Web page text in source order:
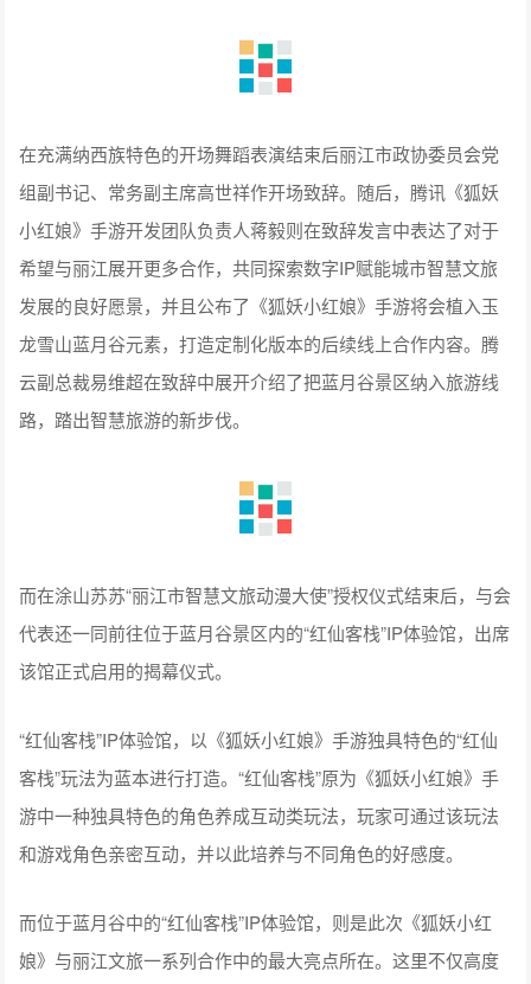
在充满纳西族特色的开场舞蹈表演结束后丽江市政协委员会党
组副书记、常务副主席高世祥作开场致辞。随后，腾讯《狐妖
小红娘》手游开发团队负责人蒋毅则在致辞发言中表达了对于
希望与丽江展开更多合作，共同探索数字IP赋能城市智慧文旅
发展的良好愿景，并且公布了《狐妖小红娘》手游将会植入玉
龙雪山蓝月谷元素，打造定制化版本的后续线上合作内容。腾
云副总裁易维超在致辞中展开介绍了把蓝月谷景区纳入旅游线
路，踏出智慧旅游的新步伐。
而在涂山苏苏“丽江市智慧文旅动漫大使”授权仪式结束后，与会
代表还一同前往位于蓝月谷景区内的“红仙客栈”IP体验馆，出席
该馆正式启用的揭幕仪式。
“红仙客栈”IP体验馆，以《狐妖小红娘》手游独具特色的“红仙
客栈”玩法为蓝本进行打造。“红仙客栈”原为《狐妖小红娘》手
游中一种独具特色的角色养成互动类玩法，玩家可通过该玩法
和游戏角色亲密互动，并以此培养与不同角色的好感度。
而位于蓝月谷中的“红仙客栈”IP体验馆，则是此次《狐妖小红
娘》与丽江文旅一系列合作中的最大亮点所在。这里不仅高度